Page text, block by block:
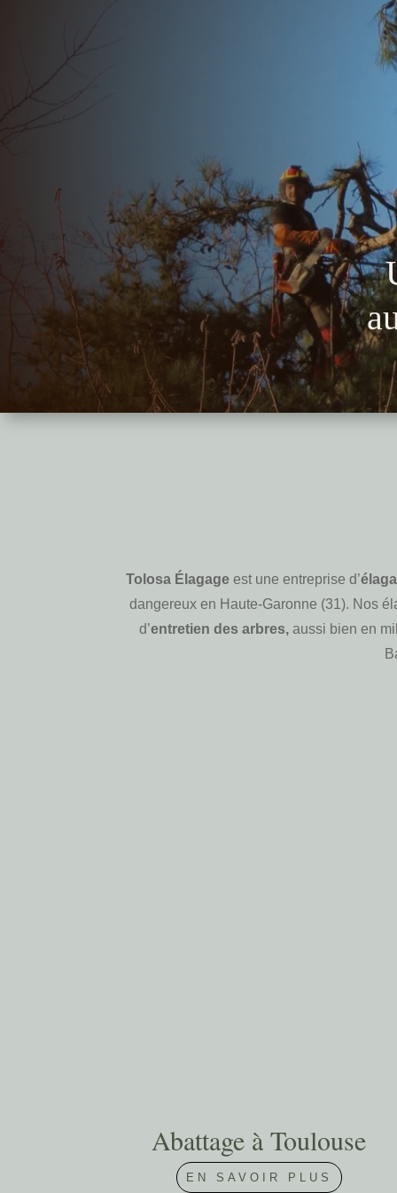
ABATTAGE HAUBANAGE
Tolosa Élagageest une entreprise d’
dangereux en Haute-Garonne (31). Nos
d’entretien des arbres, aussi bien en
Abattage à Toulouse
EN SAVOIR PLUS